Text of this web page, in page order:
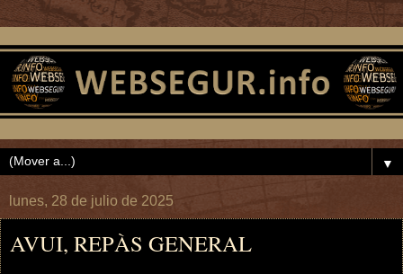
▼
lunes, 28 de julio de 2025
AVUI, REPÀS GENERAL